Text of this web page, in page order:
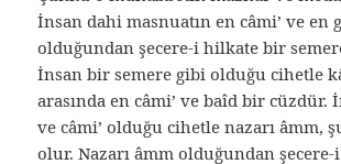
İnsan dahi masnuatın en câmi’ ve en
olduğundan şecere-i hilkate bir
İnsan bir semere gibi olduğu cihetle
arasında en câmi’ ve baîd bir cüzdür.
ve câmi’ olduğu cihetle nazarı âmm,
olur. Nazarı âmm olduğundan